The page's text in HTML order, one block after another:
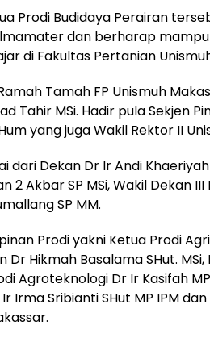
Prodi Budidaya Perairan
dan berharap
di Fakultas Pertanian
Tamah FP Unismuh
Tahir MSi. Hadir pula Sekjen
yang juga Wakil Rektor II
dari Dekan Dr Ir Andi
2 Akbar SP MSi, Wakil Dekan
SP MM.
Prodi yakni Ketua Prodi
Dr Hikmah Basalama SHut.
Agroteknologi Dr Ir Kasifah
Irma Sribianti SHut MP IPM